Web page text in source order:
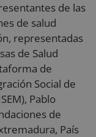
de las
de salud
representadas
de Salud
de
Social de
Pablo
de
País